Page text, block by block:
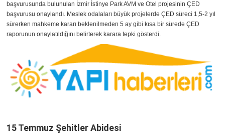
başvurusunda bulunulan İzmir İstinye Park AVM ve Otel projesinin ÇED
başvurusu onaylandı. Meslek odalaları büyük projelerde ÇED süreci 1,5-2 yıl
sürerken mahkeme kararı beklenilmeden 5 ay gibi kısa bir sürede ÇED
raporunun onaylatıldığını belirterek karara tepki gösterdi.
15 Temmuz Şehitler Abidesi